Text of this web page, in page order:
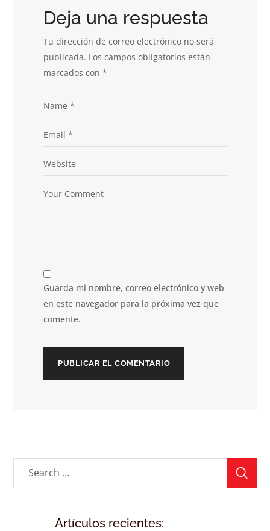
Deja una respuesta
Tu dirección de correo electrónico no será
publicada. Los campos obligatorios están
marcados con*
Guarda mi nombre, correo electrónico y web
en este navegador para la próxima vez que
comente.
Artículos recientes: